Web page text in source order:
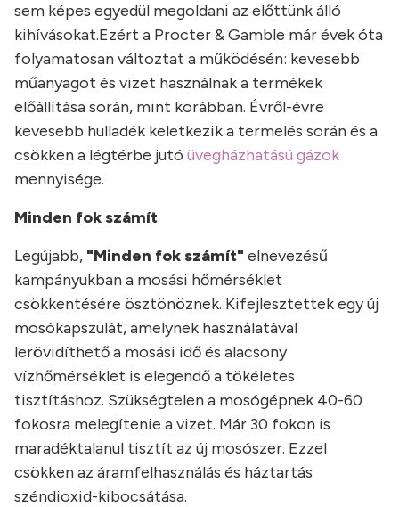
sem képes egyedül megoldani az előttünk álló
kihívásokat.Ezért a Procter & Gamble már évek óta
folyamatosan változtat a működésén: kevesebb
műanyagot és vizet használnak a termékek
előállítása során, mint korábban. Évről-évre
kevesebb hulladék keletkezik a termelés során és a
csökken a légtérbe jutó üvegházhatású gázok
mennyisége.
Minden fok számít
Legújabb, "Minden fok számít" elnevezésű
kampányukban a mosási hőmérséklet
csökkentésére ösztönöznek. Kifejlesztettek egy új
mosókapszulát, amelynek használatával
lerövidíthető a mosási idő és alacsony
vízhőmérséklet is elegendő a tökéletes
tisztításhoz. Szükségtelen a mosógépnek 40-60
fokosra melegítenie a vizet. Már 30 fokon is
maradéktalanul tisztít az új mosószer. Ezzel
csökken az áramfelhasználás és háztartás
széndioxid-kibocsátása.